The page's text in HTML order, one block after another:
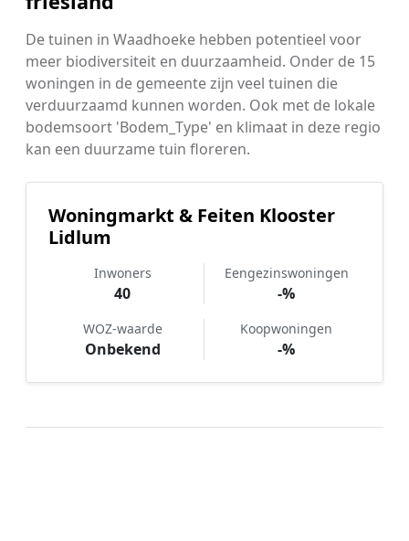
De tuinen in Waadhoeke hebben potentieel voor
meer biodiversiteit en duurzaamheid. Onder de 15
woningen in de gemeente zijn veel tuinen die
verduurzaamd kunnen worden. Ook met de lokale
bodemsoort 'Bodem_Type' en klimaat in deze regio
kan een duurzame tuin floreren.
Woningmarkt & Feiten Klooster
Lidlum
Inwoners
40
Eengezinswoningen
-%
WOZ-waarde
Onbekend
Koopwoningen
-%